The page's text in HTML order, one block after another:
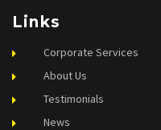
Links
Corporate Services
About Us
Testimonials
News